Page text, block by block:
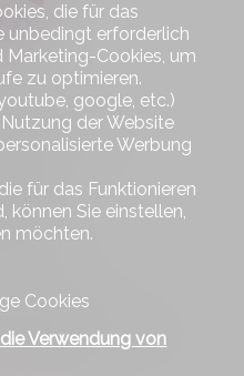
Sie uns
Immobilien GmbH
01 04
01 06
Sie sich kostenlos an.
die für das
unbedingt erforderlich
Cookies, um
zu optimieren.
google, etc.)
der Website
Werbung
für das Funktionieren
können Sie einstellen,
möchten.
Cookies
Verwendung von